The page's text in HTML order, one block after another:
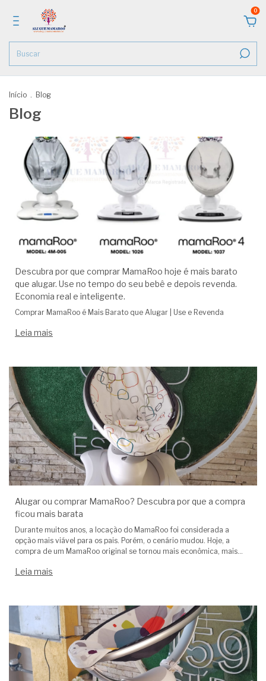
0
Início . Blog
Blog
Descubra por que comprar MamaRoo hoje é mais barato
que alugar. Use no tempo do seu bebê e depois revenda.
Economia real e inteligente.
Comprar MamaRoo é Mais Barato que Alugar | Use e Revenda
Leia mais
Alugar ou comprar MamaRoo? Descubra por que a compra
ficou mais barata
Durante muitos anos, a locação do MamaRoo foi considerada a
opção mais viável para os pais. Porém, o cenário mudou. Hoje, a
compra de um MamaRoo original se tornou mais econômica, mais
Leia mais